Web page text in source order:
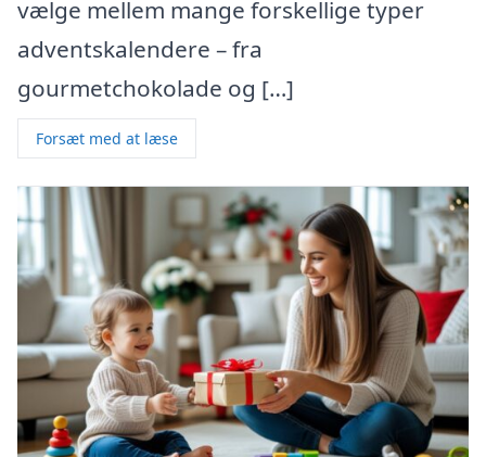
vælge mellem mange forskellige typer
adventskalendere – fra
gourmetchokolade og […]
Forsæt med at læse